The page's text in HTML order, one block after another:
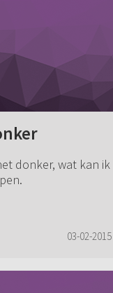
donker, wat kan ik
03-02-2015